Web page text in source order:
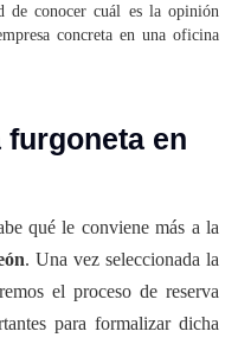
de conocer cuál es la opinión
concreta en una oficina
en
qué le conviene más a la
. Una vez seleccionada la
el proceso de reserva
para formalizar dicha